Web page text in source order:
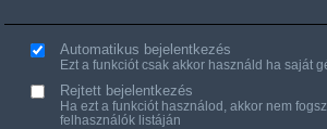
Automatikus bejelentkezés
Ezt a funkciót csak akkor használd ha saját
Rejtett bejelentkezés
Ha ezt a funkciót használod, akkor nem
felhasználók listáján